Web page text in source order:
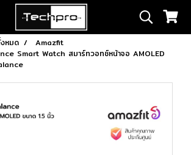
หมด
Amazfit
Smart Watch สมาร์ทวอทช์หน้าจอ AMOLED